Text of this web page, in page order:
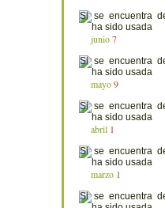
junio 7
mayo 9
abril 1
marzo 1